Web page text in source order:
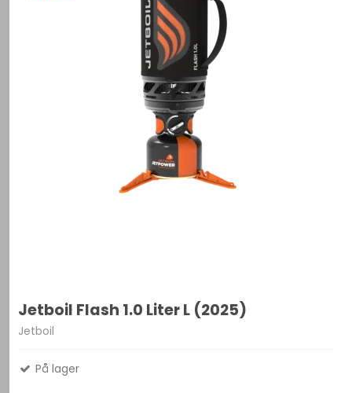
Jetboil Flash 1.0 Liter L (2025)
Jetboil
På lager